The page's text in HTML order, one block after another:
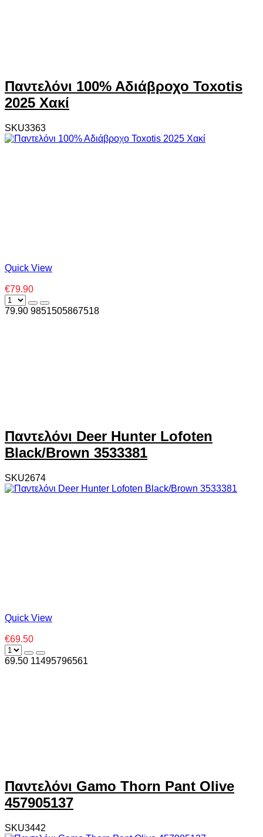
Παντελόνι 100% Αδιάβροχο Toxotis
2025 Χακί
SKU3363
Quick View
€79.90
79.90 9851505867518
Παντελόνι Deer Hunter Lofoten
Black/Brown 3533381
SKU2674
Quick View
€69.50
69.50 11495796561
Παντελόνι Gamo Thorn Pant Olive
457905137
SKU3442